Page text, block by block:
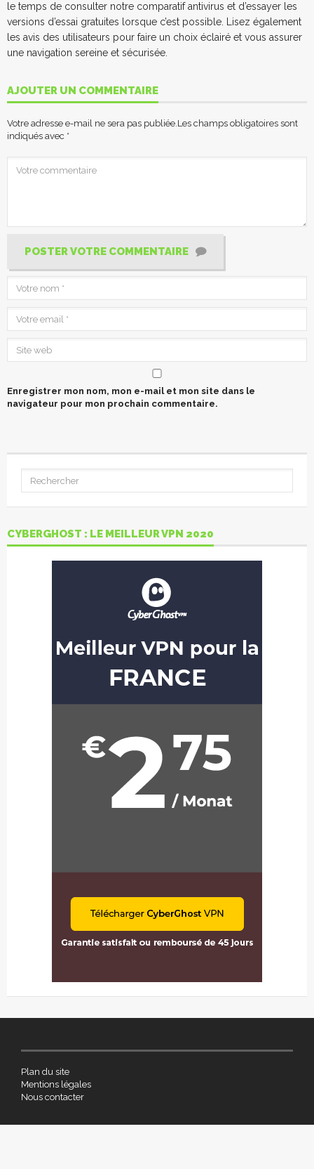
le temps de consulter notre comparatif antivirus et d’essayer les
versions d’essai gratuites lorsque c’est possible. Lisez également
les avis des utilisateurs pour faire un choix éclairé et vous assurer
une navigation sereine et sécurisée.
AJOUTER UN COMMENTAIRE
Votre adresse e-mail ne sera pas publiée.Les champs obligatoires sont
indiqués avec *
POSTER VOTRE COMMENTAIRE
Enregistrer mon nom, mon e-mail et mon site dans le
navigateur pour mon prochain commentaire.
CYBERGHOST : LE MEILLEUR VPN 2020
Plan du site
Mentions légales
Nous contacter